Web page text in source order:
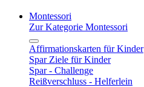
Montessori
Zur Kategorie Montessori
Affirmationskarten für Kinder
Spar Ziele für Kinder
Spar - Challenge
Reißverschluss - Helferlein